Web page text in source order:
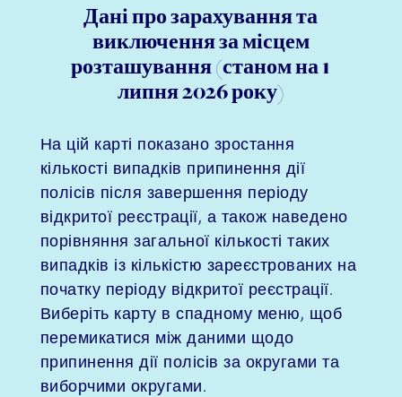
Дані про зарахування та
виключення за місцем
розташування (станом на 1
липня 2026 року)
На цій карті показано зростання
кількості випадків припинення дії
полісів після завершення періоду
відкритої реєстрації, а також наведено
порівняння загальної кількості таких
випадків із кількістю зареєстрованих на
початку періоду відкритої реєстрації.
Виберіть карту в спадному меню, щоб
перемикатися між даними щодо
припинення дії полісів за округами та
виборчими округами.